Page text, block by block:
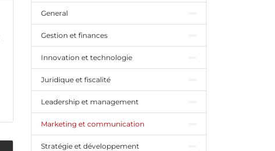
General
Gestion et finances
Innovation et technologie
Juridique et fiscalité
Leadership et management
Marketing et communication
Stratégie et développement